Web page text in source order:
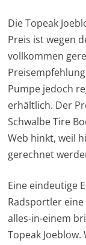
Die Topeak
Preis ist wegen
vollkommen
Pumpe jedoch
erhältlich. Der
Schwalbe Tire
Web hinkt, weil
gerechnet
Eine eindeutige
Radsportler
alles-in-einem
Topeak